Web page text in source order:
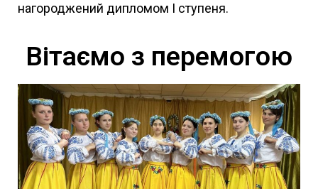
нагороджений дипломом І ступеня.
Вітаємо з перемогою